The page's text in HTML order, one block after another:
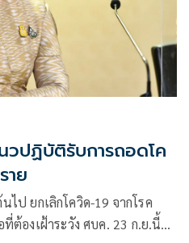
ปฏิบัติรับการถอดโค
าย
ไป ยกเลิกโควิด-19 จากโรค
ต้องเฝ้าระวัง ศบค. 23 ก.ย.นี้